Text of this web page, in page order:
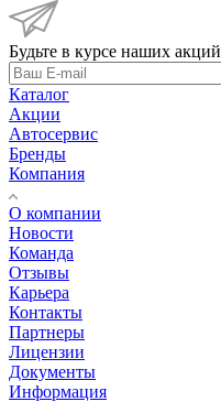
Будьте в курсе наших
Каталог
Акции
Автосервис
Бренды
Компания
О компании
Новости
Команда
Отзывы
Карьера
Контакты
Партнеры
Лицензии
Документы
Информация